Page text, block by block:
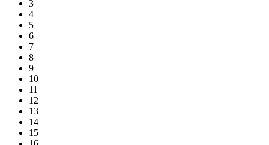
3
4
5
6
7
8
9
10
11
12
13
14
15